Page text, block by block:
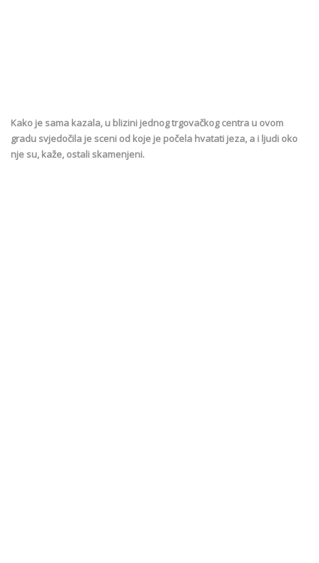
Kako je sama kazala, u blizini jednog trgovačkog centra u ovom
gradu svjedočila je sceni od koje je počela hvatati jeza, a i ljudi oko
nje su, kaže, ostali skamenjeni.